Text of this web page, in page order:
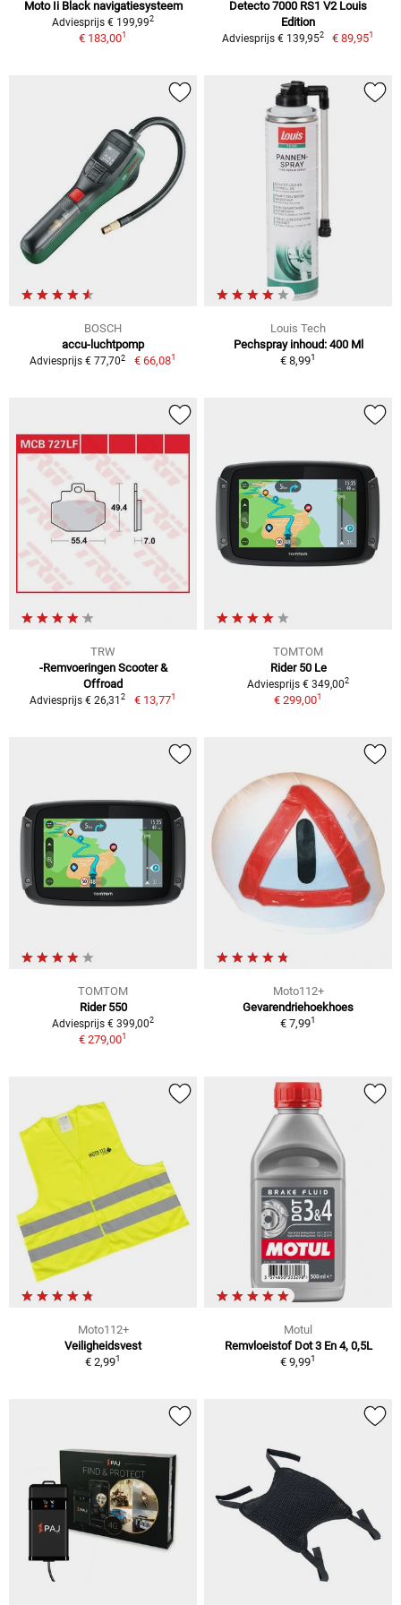
Moto Ii Black navigatiesysteem
Adviesprijs € 199,992
€ 183,001
Detecto 7000 RS1 V2 Louis
Edition
Adviesprijs € 139,952 € 89,951
BOSCH
accu-luchtpomp
Adviesprijs € 77,702 € 66,081
Louis Tech
Pechspray inhoud: 400 Ml
€ 8,991
TRW
-Remvoeringen Scooter &
Offroad
Adviesprijs € 26,312 € 13,771
TOMTOM
Rider 50 Le
Adviesprijs € 349,002
€ 299,001
TOMTOM
Rider 550
Adviesprijs € 399,002
€ 279,001
Moto112+
Gevarendriehoekhoes
€ 7,991
Moto112+
Veiligheidsvest
€ 2,991
Motul
Remvloeistof Dot 3 En 4, 0,5L
€ 9,991